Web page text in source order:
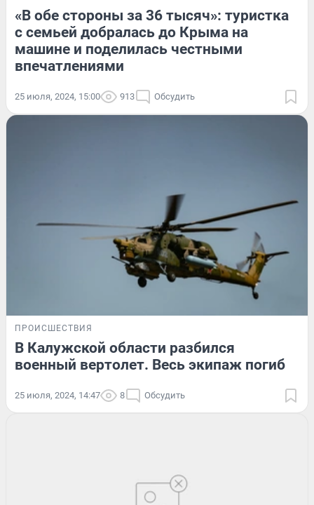
«В обе стороны за 36 тысяч»: туристка
с семьей добралась до Крыма на
машине и поделилась честными
впечатлениями
25 июля, 2024, 15:00 913 Обсудить
ПРОИСШЕСТВИЯ
В Калужской области разбился
военный вертолет. Весь экипаж погиб
25 июля, 2024, 14:47 8 Обсудить